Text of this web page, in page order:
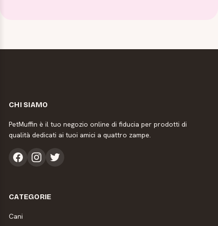
CHI SIAMO
PetMuffin è il tuo negozio online di fiducia per prodotti di
qualità dedicati ai tuoi amici a quattro zampe.
CATEGORIE
Cani